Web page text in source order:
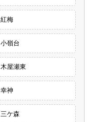
紅梅
小嶺台
木屋瀬東
幸神
三ケ森